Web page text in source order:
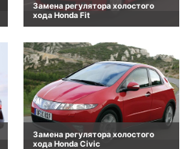
Замена регулятора холостого
хода Honda Fit
Замена регулятора холостого
хода Honda Civic